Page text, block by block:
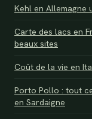
Kehl en
Carte des lacs en
beaux sites
Coût de la vie en
Porto Pollo : tout
en Sardaigne